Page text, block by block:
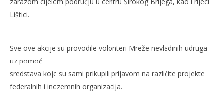
Lištici.
Sve ove akcije su provodile volonteri Mreže nevladinih udruga
uz pomoć
sredstava koje su sami prikupili prijavom na različite projekte
federalnih i inozemnih organizacija.